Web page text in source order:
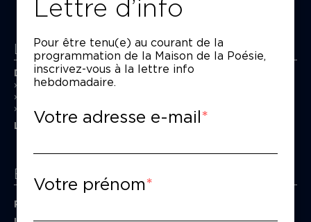
La Maison de la Poésie
Découvrir
En photos
L’équipe
Espace pro
Privatiser une salle
Lettre d’info
Pour être tenu(e) au courant de la
programmation de la Maison de la Poésie,
inscrivez-vous à la lettre info
hebdomadaire.
Votre adresse e-mail
Votre prénom